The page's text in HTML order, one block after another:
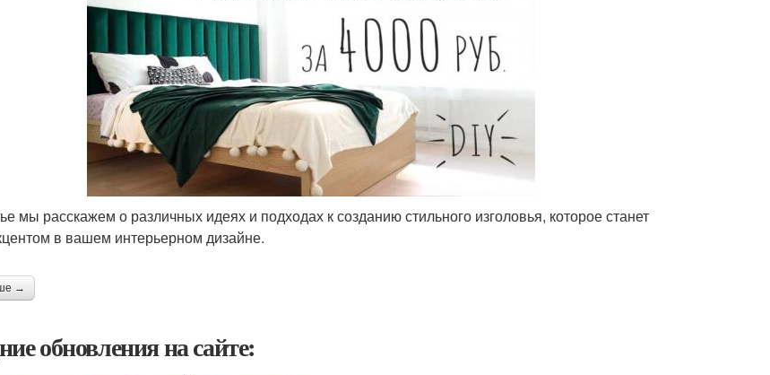
мы расскажем о различных идеях и подходах к созданию стильного изголовья, которое станет
в вашем интерьерном дизайне.
→
обновления на сайте: